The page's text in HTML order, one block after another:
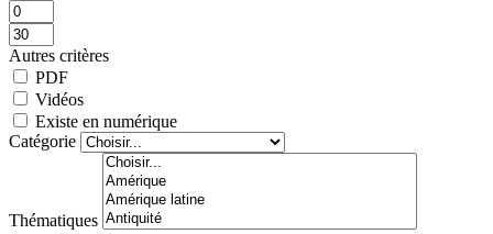
Autres critères
PDF
Vidéos
Existe en numérique
Catégorie
Thématiques